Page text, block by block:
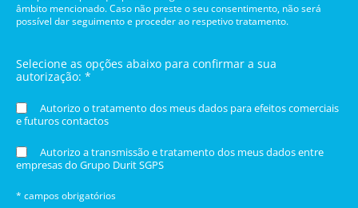
âmbito mencionado. Caso não preste o seu consentimento, não será
possível dar seguimento e proceder ao respetivo tratamento.
Selecione as opções abaixo para confirmar a sua
autorização: *
Autorizo o tratamento dos meus dados para efeitos comerciais
e futuros contactos
Autorizo a transmissão e tratamento dos meus dados entre
empresas do Grupo Durit SGPS
* campos obrigatórios